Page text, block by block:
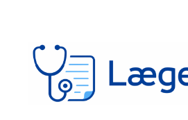
indhold